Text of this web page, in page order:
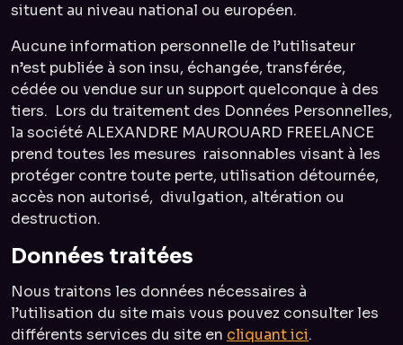
situent au niveau national ou européen.
Aucune information personnelle de l’utilisateur
n’est publiée à son insu, échangée, transférée,
cédée ou vendue sur un support quelconque à des
tiers. Lors du traitement des Données Personnelles,
la société ALEXANDRE MAUROUARD FREELANCE
prend toutes les mesures raisonnables visant à les
protéger contre toute perte, utilisation détournée,
accès non autorisé, divulgation, altération ou
destruction.
Données traitées
Nous traitons les données nécessaires à
l’utilisation du site mais vous pouvez consulter les
différents services du site en cliquant ici.